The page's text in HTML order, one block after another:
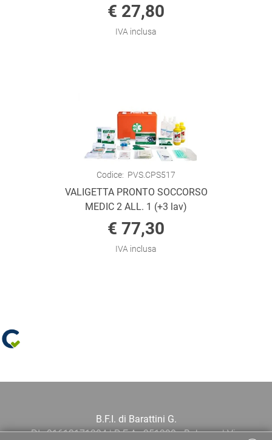
€ 27,80
IVA inclusa
Codice: PVS.CPS517
VALIGETTA PRONTO SOCCORSO
MEDIC 2 ALL. 1 (+3 lav)
€ 77,30
IVA inclusa
B.F.I. di Barattini G.
P.I.: 01613171204 | R.E.A.: 351290 - Bologna | Via